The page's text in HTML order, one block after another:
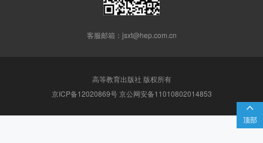

顶部
客服邮箱：jsxt@hep.com.cn
高等教育出版社 版权所有
京ICP备12020869号 京公网安备11010802014853